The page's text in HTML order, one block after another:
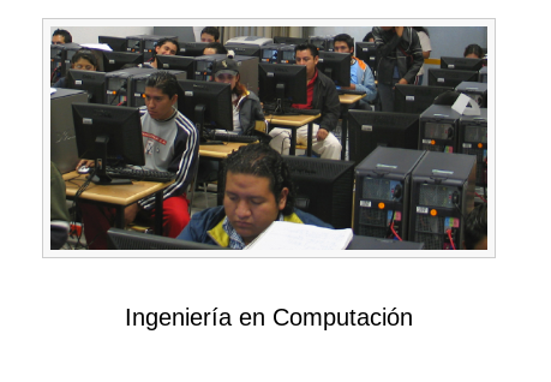
Ingeniería en Computación